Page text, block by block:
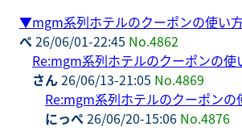
▼mgm系列ホテルのクーポンの使い
ぺ26/06/01-22:45 No.4862
Re:mgm系列ホテルのクーポンの使
さん26/06/13-21:05 No.4869
Re:mgm系列ホテルのクーポンの
にっぺ26/06/20-15:06 No.4876